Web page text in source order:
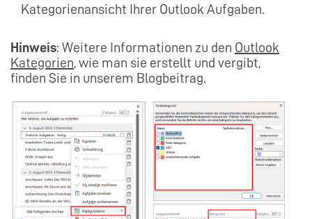
Kategorienansicht Ihrer Outlook Aufgaben.
Hinweis: Weitere Informationen zu den Outlook
Kategorien , wie man sie erstellt und vergibt,
finden Sie in unserem Blogbeitrag.